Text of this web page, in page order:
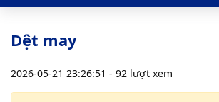
Dệt may
2026-05-21 23:26:51 - 92 lượt xem